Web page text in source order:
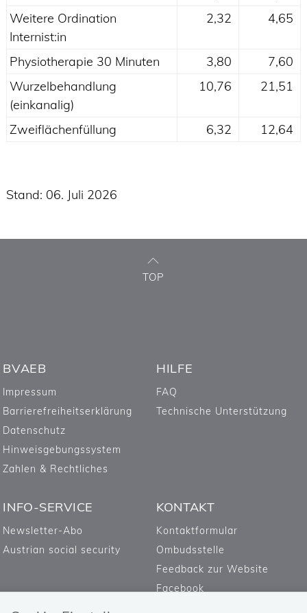
Weitere Ordination
Internist:in
2,32 4,65
Physiotherapie 30 Minuten 3,80
7,60
Wurzelbehandlung
(einkanalig)
10,76 21,51
Zweiflächenfüllung 6,32 12,64
Stand: 06. Juli 2026
TOP
BVAEB
Impressum
Barrierefreiheitserklärung
Datenschutz
Hinweisgebungssystem
Zahlen & Rechtliches
HILFE
FAQ
Technische Unterstützung
INFO-SERVICE
Newsletter-Abo
Austrian social security
KONTAKT
Kontaktformular
Ombudsstelle
Feedback zur Website
Facebook